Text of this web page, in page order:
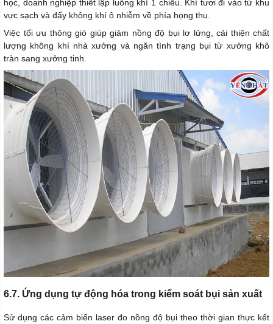
học, doanh nghiệp thiết lập luồng khí 1 chiều. Khí tươi đi vào từ khu
vực sạch và đẩy không khí ô nhiễm về phía họng thu.
Việc tối ưu thông gió giúp giảm nồng độ bụi lơ lửng, cải thiện chất
lượng không khí nhà xưởng và ngăn tình trạng bụi từ xưởng khô
tràn sang xưởng tinh.
6.7. Ứng dụng tự động hóa trong kiểm soát bụi sản xuất
Sử dụng các cảm biến laser đo nồng độ bụi theo thời gian thực kết